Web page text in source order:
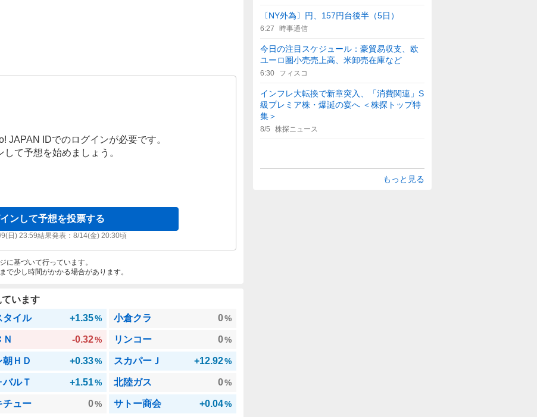
JAPAN IDでのログインが必要です。
して予想を始めましょう。
ンして予想を投票する
日) 23:59結果発表： 8/14(金) 20:30頃
に基づいて行っています。
で少し時間がかかる場合があります。
います
タイル +1.35% 小倉クラ 0%
Ｎ -0.32% リンコー 0%
朝ＨＤ +0.33% スカパーＪ +12.92%
バルＴ +1.51% 北陸ガス 0%
チュー 0% サトー商会 +0.04%
〔NY外為〕円、157円台後半（5日）
6:27 時事通信
今日の注目スケジュール：豪貿易収支、欧
ユーロ圏小売売上高、米卸売在庫など
6:30 フィスコ
インフレ大転換で新章突入、「消費関連」S
級プレミア株・爆誕の宴へ ＜株探トップ特
集＞
8/5 株探ニュース
もっと見る